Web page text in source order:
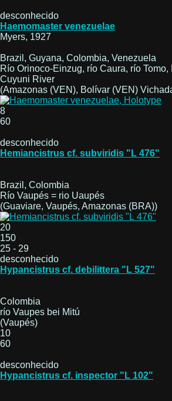
desconhecido
Haemomaster venezuelae
Myers, 1927
Brazil, Guyana, Colombia, Venezuela
Río Orinoco-Einzug, río Caura, río Tomo,
Cuyuni River
(Amazonas (VEN), Bolívar (VEN)
8
60
desconhecido
Hemiancistrus cf. subviridis "L 476"
Brazil, Colombia
Río Vaupés = rio Uaupés
(Guaviare, Vaupés, Amazonas (BRA))
20
150
25 - 29
desconhecido
Hypancistrus cf. debilittera "L 527"
Colombia
río Vaupes bei Mitú
(Vaupés)
10
60
desconhecido
Hypancistrus cf. inspector "L 102"